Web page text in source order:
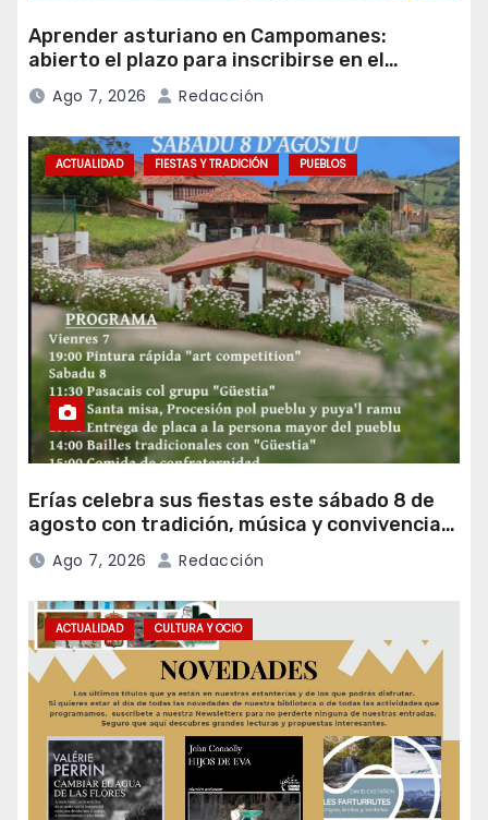
Aprender asturiano en Campomanes:
abierto el plazo para inscribirse en el
programa Falamos
Ago 7, 2026 Redacción
ACTUALIDAD FIESTAS Y TRADICIÓN PUEBLOS
Erías celebra sus fiestas este sábado 8 de
agosto con tradición, música y convivencia
vecinal
Ago 7, 2026 Redacción
ACTUALIDAD CULTURA Y OCIO